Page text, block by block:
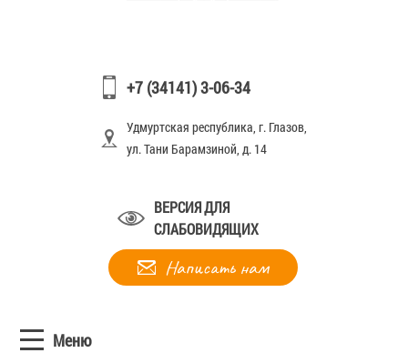
+7 (34141) 3-06-34
Удмуртская республика, г. Глазов,
ул. Тани Барамзиной, д. 14
ВЕРСИЯ ДЛЯ
СЛАБОВИДЯЩИХ
Написать нам
Меню